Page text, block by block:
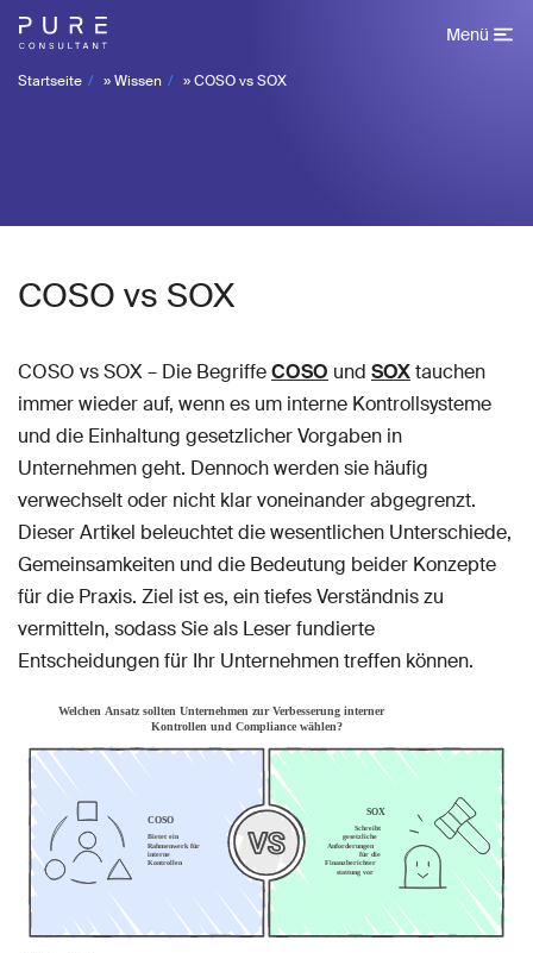
Menü
Startseite »Wissen »COSO vs SOX
COSO vs SOX
COSO vs SOX – Die BegriffeCOSO und SOXtauchen
immer wieder auf, wenn es um interne Kontrollsysteme
und die Einhaltung gesetzlicher Vorgaben in
Unternehmen geht. Dennoch werden sie häufig
verwechselt oder nicht klar voneinander abgegrenzt.
Dieser Artikel beleuchtet die wesentlichen Unterschiede,
Gemeinsamkeiten und die Bedeutung beider Konzepte
für die Praxis. Ziel ist es, ein tiefes Verständnis zu
vermitteln, sodass Sie als Leser fundierte
Entscheidungen für Ihr Unternehmen treffen können.